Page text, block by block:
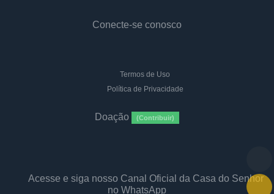
Conecte-se conosco
Termos de Uso
Política de Privacidade
Doação (Contribuir)
Acesse e siga nosso Canal Oficial da Casa do Senhor
no WhatsApp